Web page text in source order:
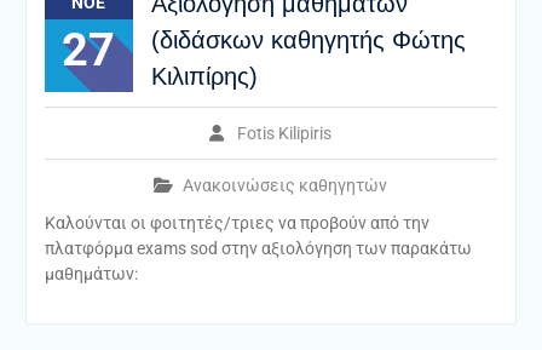
27
(διδάσκων καθηγητής Φώτης
Κιλιπίρης)
Fotis Kilipiris
Ανακοινώσεις καθηγητών
Καλούνται οι φοιτητές/τριες να προβούν από την
πλατφόρμα exams sod στην αξιολόγηση των παρακάτω
μαθημάτων: